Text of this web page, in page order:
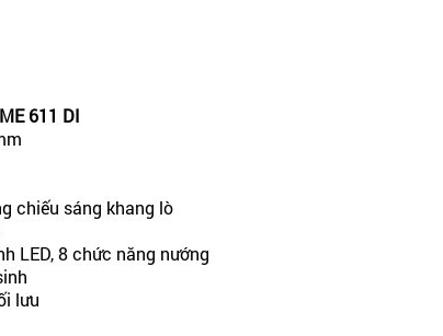
611 DI
chiếu sáng khang lò
LED, 8 chức năng nướng
lưu